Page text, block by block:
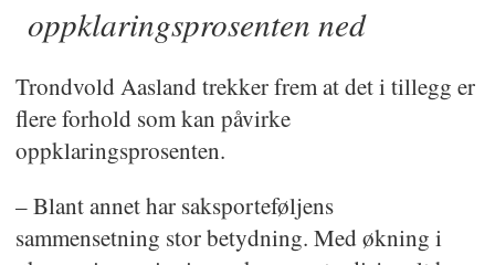
oppklaringsprosenten ned
Trondvold Aasland trekker frem at det i tillegg er
flere forhold som kan påvirke
oppklaringsprosenten.
– Blant annet har saksporteføljens
sammensetning stor betydning. Med økning i